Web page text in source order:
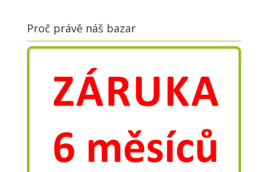
Proč právě náš bazar